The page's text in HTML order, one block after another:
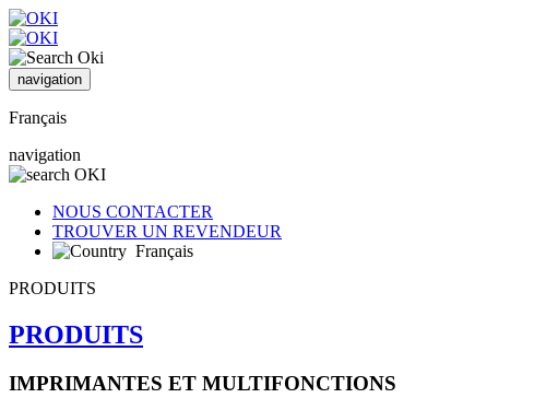
navigation
Français
navigation
NOUS CONTACTER
TROUVER UN REVENDEUR
Français
PRODUITS
PRODUITS
IMPRIMANTES ET MULTIFONCTIONS